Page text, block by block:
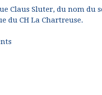
Claus Sluter, du nom du
du CH La Chartreuse.